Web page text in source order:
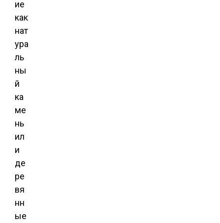
ие
как
нат
ура
ль
ны
й
ка
ме
нь
ил
и
де
ре
вя
нн
ые